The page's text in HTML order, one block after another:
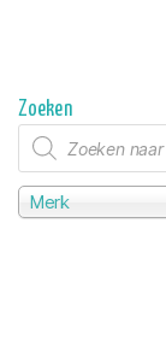
Zoeken
Producten
zoeken
Merk